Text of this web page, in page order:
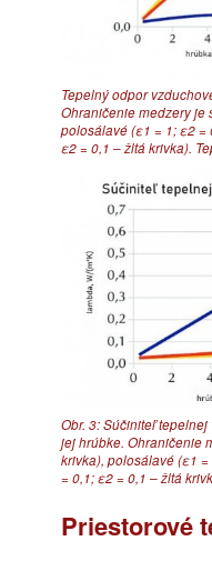
Tepelný odpor
Ohraničenie medzery je
polosálavé (ε1 = 1; ε2 =
ε2 = 0,1 – žltá krivka).
Obr. 3: Súčiniteľ
jej hrúbke. Ohraničenie
krivka), polosálavé (ε1
= 0,1; ε2 = 0,1 – žltá
Priestorové